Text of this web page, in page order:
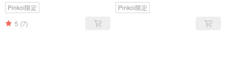
Pinkoi限定
5 (7)
Pinkoi限定